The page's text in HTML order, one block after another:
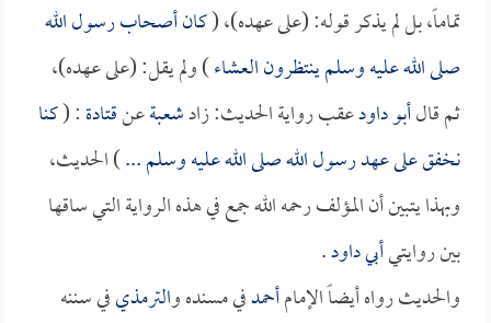
تماماً، بل لم يذكر قوله: (على عهده)، (كان أصحاب رسول الله
صلى الله عليه وسلم ينتظرون العشاء) ولم يقل: (على عهده)،
ثم قالأبو داودعقب رواية الحديث: زادشعبةعنقتادة: (كنا
نخفق على عهد رسول الله صلى الله عليه وسلم ...) الحديث،
وبهذا يتبين أن المؤلف رحمه الله جمع في هذه الرواية التي ساقها
بين روايتيأبي داود.
والحديث رواه أيضاً الإمامأحمدفي مسنده والترمذيفي سننه